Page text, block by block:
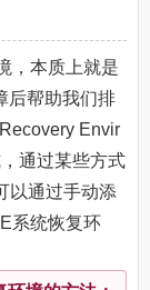
，本质上就是
后帮助我们排
Envir
通过某些方式
以通过手动添
系统恢复环